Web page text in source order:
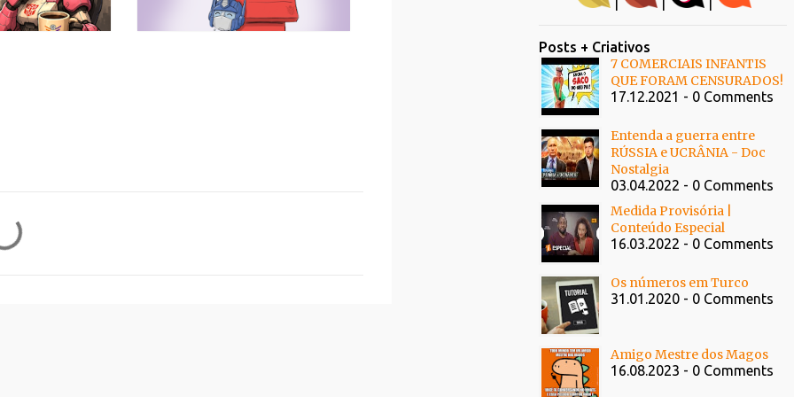
Posts + Criativos
7 COMERCIAIS INFANTIS
QUE FORAM CENSURADOS!
17.12.2021 - 0 Comments
Entenda a guerra entre
RÚSSIA e UCRÂNIA - Doc
Nostalgia
03.04.2022 - 0 Comments
Medida Provisória |
Conteúdo Especial
16.03.2022 - 0 Comments
Os números em Turco
31.01.2020 - 0 Comments
Amigo Mestre dos Magos
16.08.2023 - 0 Comments